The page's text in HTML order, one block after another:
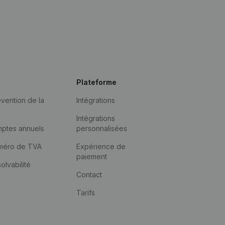
de la
annuels
de TVA
Plateforme
Intégrations
Intégrations
personnalisées
Expérience de
paiement
Contact
Tarifs